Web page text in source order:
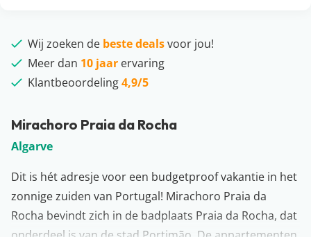
Mirachoro Praia da Rocha
Algarve
Dit is hét adresje voor een budgetproof vakantie in het
zonnige zuiden van Portugal! Mirachoro Praia da
Rocha bevindt zich in de badplaats Praia da Rocha, dat
Wij zoeken de beste dealsvoor jou!
Meer dan 10 jaar ervaring
Klantbeoordeling4,9/5